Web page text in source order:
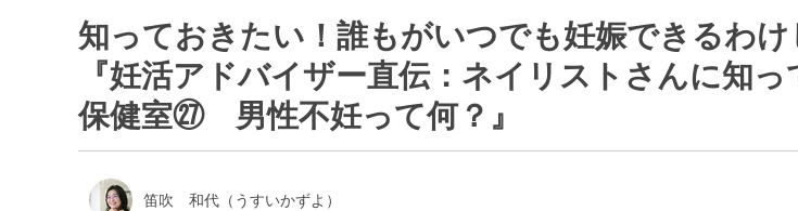
知っておきたい！誰もがいつでも妊娠できるわ
『妊活アドバイザー直伝：ネイリストさんに知
保健室㉗ 男性不妊って何？』
笛吹 和代（うすいかずよ）